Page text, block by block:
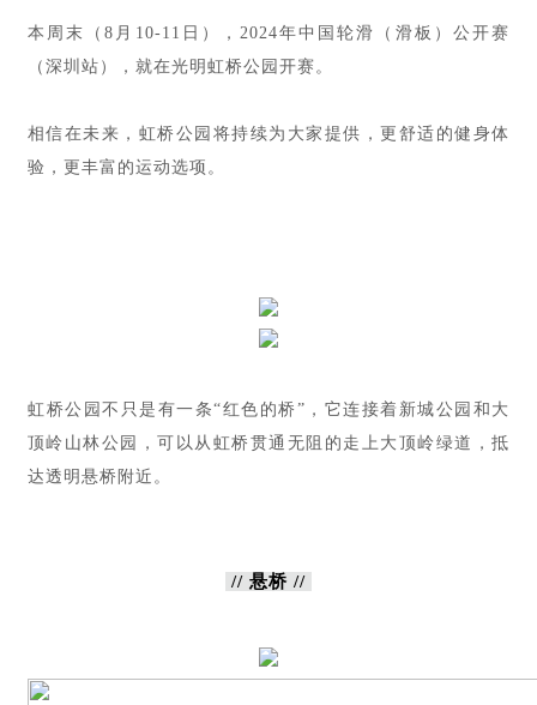
本周末（8月10-11日），2024年中国轮滑（滑板）公开赛
（深圳站），就在光明虹桥公园开赛。
相信在未来，虹桥公园将持续为大家提供，更舒适的健身体
验，更丰富的运动选项。
虹桥公园不只是有一条“红色的桥”，它连接着新城公园和大
顶岭山林公园，可以从虹桥贯通无阻的走上大顶岭绿道，抵
达透明悬桥附近。
// 悬桥 //